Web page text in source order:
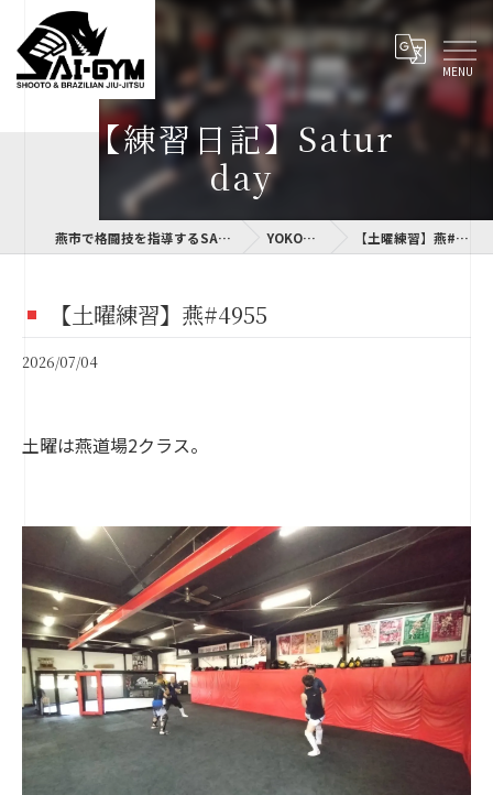
【練習日記】Satur
day
燕市で格闘技を指導するSAI-GYM YOKOLOG 【土曜練習】燕#4955
【土曜練習】燕#4955
2026/07/04
土曜は燕道場2クラス。